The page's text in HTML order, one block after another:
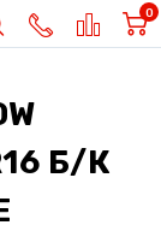
0
Б/К